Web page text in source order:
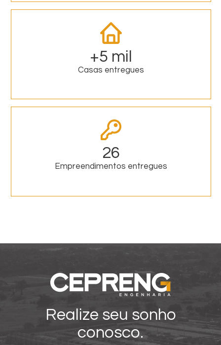
+5 mil
Casas entregues
26
Empreendimentos entregues
Realize seu sonho
conosco.